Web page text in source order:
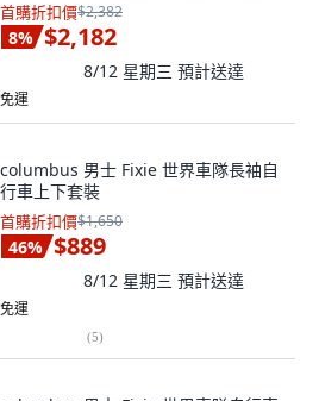
首購折扣價$2,382
8% $2,182
8/12 星期三 預計送達
免運
columbus 男士 Fixie 世界車隊長袖自
行車上下套裝
首購折扣價$1,650
46% $889
8/12 星期三 預計送達
免運
(5)